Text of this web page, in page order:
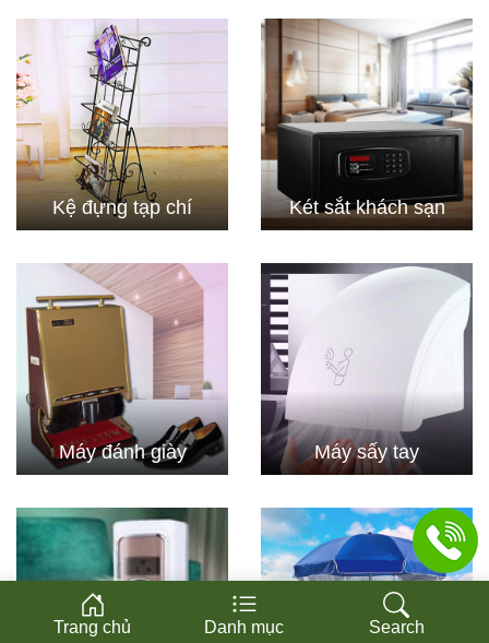
Trang chủ Danh mục Search
Kệ đựng tạp chí Két sắt khách sạn
Máy đánh giày Máy sấy tay